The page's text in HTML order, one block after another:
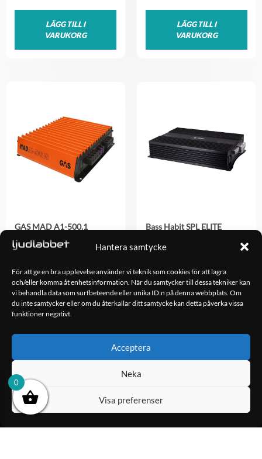
Hantera samtycke
För att ge en bra upplevelse använder vi teknik som cookies för att lagra
och/eller komma åt enhetsinformation. När du samtycker till dessa tekniker kan
vi behandla data som surfbeteende eller unika ID:n på denna webbplats. Om
du inte samtycker eller om du återkallar ditt samtycke kan detta påverka vissa
funktioner negativt.
Acceptera
Neka
Visa preferenser
LÄGG TILL I
VARUKORG
LÄGG TILL I
VARUKORG
GAS MAD A1-500.1
1,298.00kr
LÄGG TILL I
VARUKORG
Bass Habit SPL ELITE
4,998.00
LÄGG TILL I
VARUKORG
Ljudlabbet är en del av Kungshamns Bildepå – Ljudlabbet i
Sotenäs AB.
KONTAKT
Klippsjövägen 5
456 34 Kungshamn
0